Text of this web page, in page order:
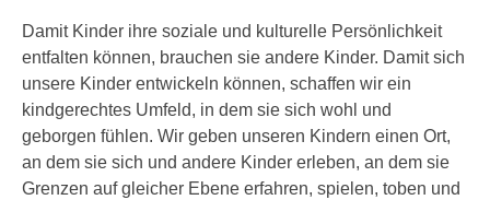
Damit Kinder ihre soziale und kulturelle Persönlichkeit
entfalten können, brauchen sie andere Kinder. Damit sich
unsere Kinder entwickeln können, schaffen wir ein
kindgerechtes Umfeld, in dem sie sich wohl und
geborgen fühlen. Wir geben unseren Kindern einen Ort,
an dem sie sich und andere Kinder erleben, an dem sie
Grenzen auf gleicher Ebene erfahren, spielen, toben und